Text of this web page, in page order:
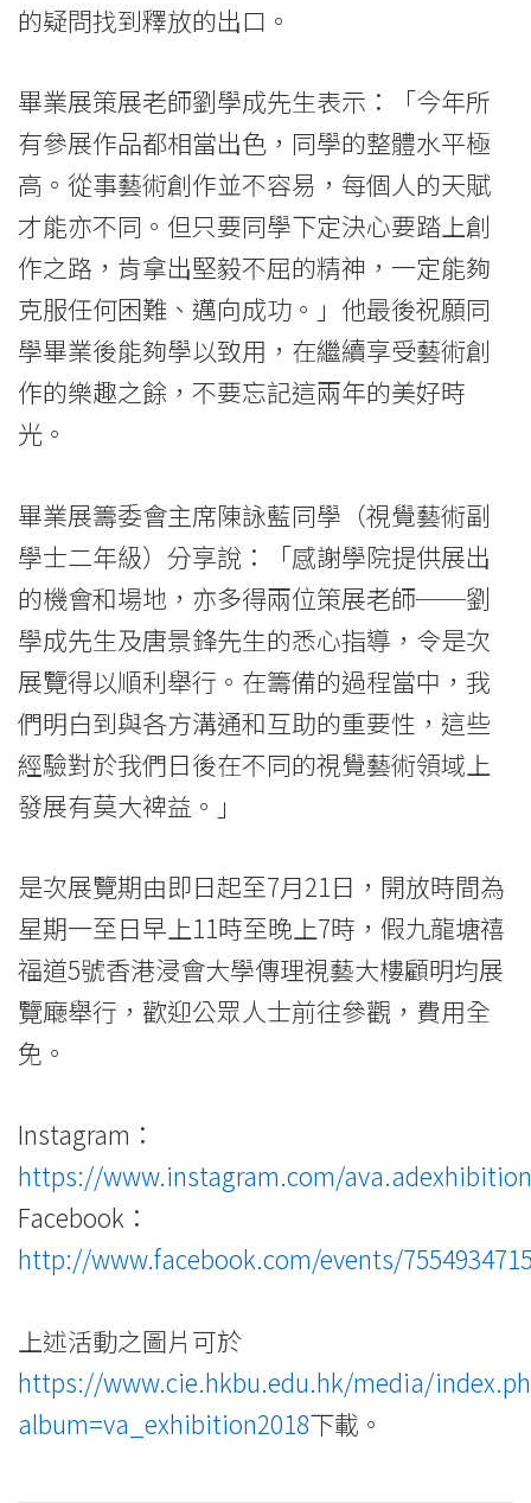
學
院
消
息
國
際
學
院
香
港
浸
會
大
學
的疑問找到釋放的出口。
畢業展策展老師劉學成先生表示：「今年所
有參展作品都相當出色，同學的整體水平極
高。從事藝術創作並不容易，每個人的天賦
才能亦不同。但只要同學下定決心要踏上創
作之路，肯拿出堅毅不屈的精神，一定能夠
克服任何困難、邁向成功。」他最後祝願同
學畢業後能夠學以致用，在繼續享受藝術創
作的樂趣之餘，不要忘記這兩年的美好時
光。
畢業展籌委會主席陳詠藍同學（視覺藝術副
學士二年級）分享說：「感謝學院提供展出
的機會和場地，亦多得兩位策展老師──劉
學成先生及唐景鋒先生的悉心指導，令是次
展覽得以順利舉行。在籌備的過程當中，我
們明白到與各方溝通和互助的重要性，這些
經驗對於我們日後在不同的視覺藝術領域上
發展有莫大裨益。」
是次展覽期由即日起至7月21日，開放時間為
星期一至日早上11時至晚上7時，假九龍塘禧
福道5號香港浸會大學傳理視藝大樓顧明均展
覽廰舉行，歡迎公眾人士前往參觀，費用全
免。
Instagram：
https://www.instagram.com/
Facebook：
http://www.facebook.com/events/
上述活動之圖片可於
https://www.cie.hkbu.edu.hk/media/
album=va_exhibition2018下載。